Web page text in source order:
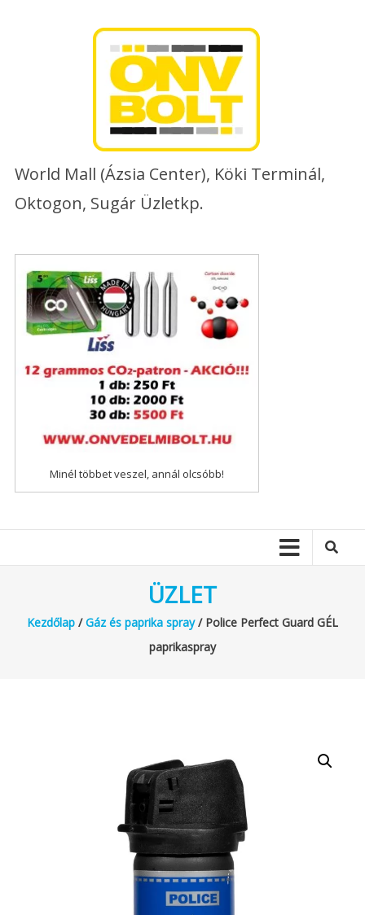
World Mall (Ázsia Center), Köki Terminál,
Oktogon, Sugár Üzletkp.
Minél többet veszel, annál olcsóbb!
ÜZLET
Kezdőlap/Gáz és paprika spray/ Police Perfect Guard GÉL
paprikaspray